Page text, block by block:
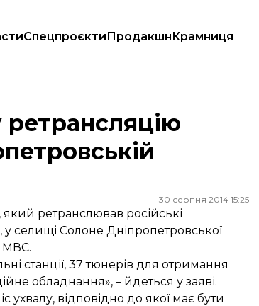
СпецпроєктиПродакшнКрамниця
області
ретрансляцію
30 серпня 2014 15:25
ретранслював російські
селищі Солоне Дніпропетровської
МВС.
станції, 37 тюнерів для отримання
обладнання», – йдеться у заяві.
відповідно до якої має бути